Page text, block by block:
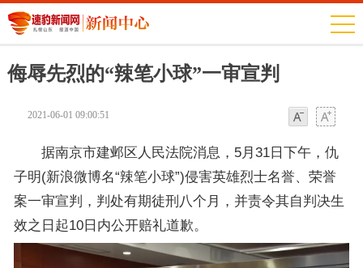
侮辱先烈的“辣笔小球”一审宣判
2021-06-01 09:00:51
据南京市建邺区人民法院消息，5月31日下午，仇
子明(新浪微博名“辣笔小球”)侵害英雄烈士名誉、荣誉
案一审宣判，判处有期徒刑八个月，并责令其自判决生
效之日起10日内公开赔礼道歉。